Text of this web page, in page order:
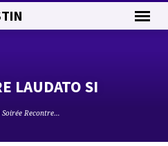
LAUDATO SI
Soirée Recontre…